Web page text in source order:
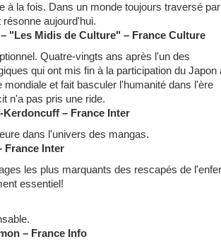
à la fois. Dans un monde toujours traversé
aujourd'hui.
"Les Midis de Culture" – France Culture
Quatre-vingts ans après l'un des
qui ont mis fin à la participation du Japon
mondiale et fait basculer l'humanité dans l'ère
n'a pas pris une ride.
Kerdoncuff – France Inter
dans l'univers des mangas.
France Inter
les plus marquants des rescapés de l'enfer
essentiel!
– France Info